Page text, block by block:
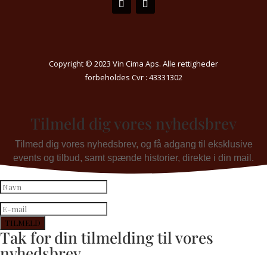
Copyright © 2023 Vin Cima Aps. Alle rettigheder
forbeholdes Cvr : 43331302
Tilmeld dig vores nyhedsbrev
Tilmed dig vores nyhedsbrev, og få adgang til eksklusive
events og tilbud, samt spænde historier, direkte i din mail.
TILMELD
Tak for din tilmelding til vores